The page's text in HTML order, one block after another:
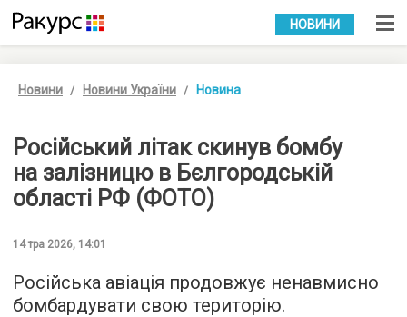
УКР РУС
НОВИНИ
Новини Новини України Новина
Російський літак скинув бомбу
на залізницю в Бєлгородській
області РФ (ФОТО)
14 тра 2026, 14:01
Російська авіація продовжує ненавмисно
бомбардувати свою територію.